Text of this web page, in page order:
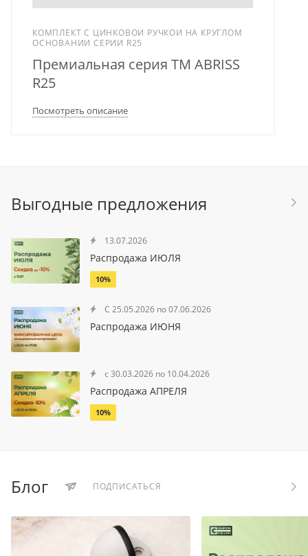
КОМПЛЕКТ С ЦИНКОВОЙ РУЧКОЙ НА КРУГЛОМ
ОСНОВАНИИ СЕРИИ R25
Премиальная серия TM ABRISS
R25
Посмотреть описание
Выгодные предложения
13.07.2026
Распродажа ИЮЛЯ
10%
С 25.05.2026 по 07.06.2026
Распродажа ИЮНЯ
с 30.03.2026 по 10.04.2026
Распродажа АПРЕЛЯ
10%
Блог ПОДПИСАТЬСЯ